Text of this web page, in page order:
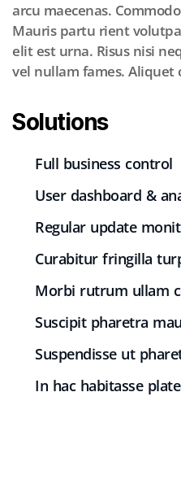
arcu maecenas.
Mauris partu rient
elit est urna. Risus nisi
vel nullam fames. Aliquet
Solutions
Full business control
User dashboard &
Regular update
Curabitur fringilla
Morbi rutrum ullam
Suscipit pharetra
Suspendisse ut
In hac habitasse